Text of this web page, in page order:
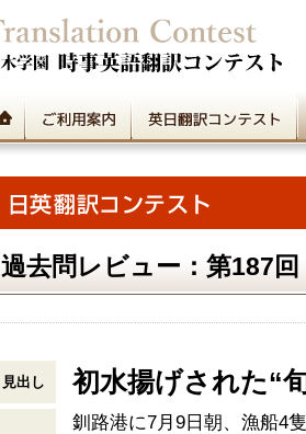
過去問レビュー：第187回
見出し 初水揚げされた“
釧路港に7月9日朝、漁船4